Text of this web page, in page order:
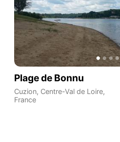
Plage de Bonnu
Cuzion, Centre-Val de Loire,
France